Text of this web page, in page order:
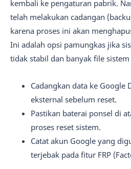
kembali ke pengaturan pabrik.
telah melakukan cadangan
karena proses ini akan
Ini adalah opsi pamungkas jika
tidak stabil dan banyak file
Cadangkan data ke Google
eksternal sebelum reset.
Pastikan baterai ponsel di
proses reset sistem.
Catat akun Google yang
terjebak pada fitur FRP